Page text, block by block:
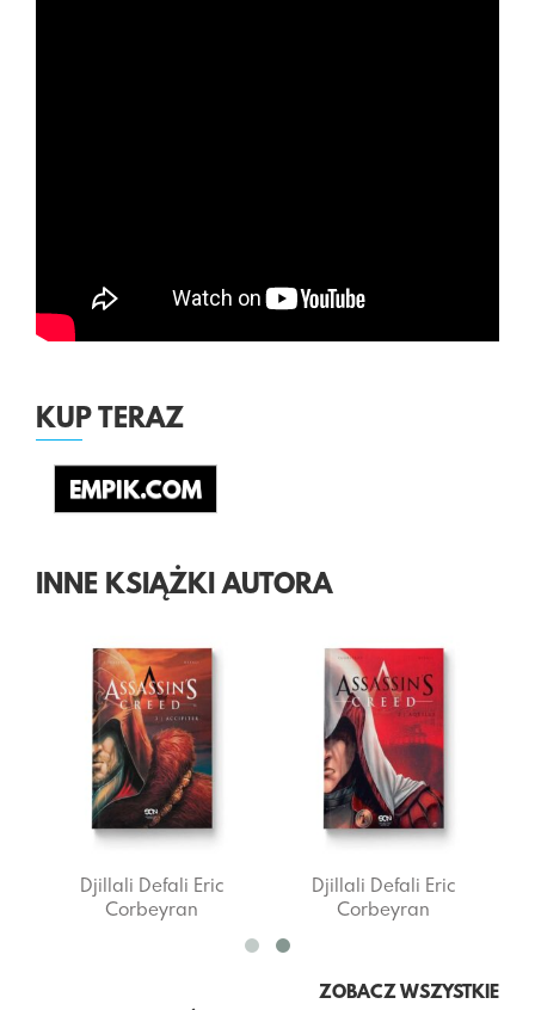
KUP TERAZ
EMPIK.COM
INNE KSIĄŻKI AUTORA
Djillali Defali Eric
Corbeyran
Djillali Defali Eric
Corbeyran
ZOBACZ WSZYSTKIE